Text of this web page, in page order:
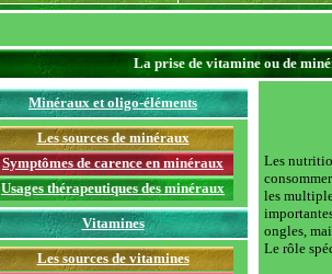
La prise de vitamine ou de
Minéraux et oligo-éléments
Les sources de minéraux
Symptômes de carence en minéraux
Usages thérapeutiques des minéraux
Vitamines
Les sources de vitamines
Les
les
ongles,
Le rôle